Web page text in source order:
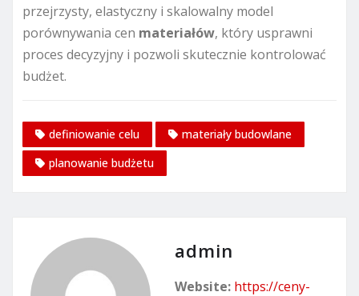
przejrzysty, elastyczny i skalowalny model
porównywania cen materiałów, który usprawni
proces decyzyjny i pozwoli skutecznie kontrolować
budżet.
definiowanie celu
materiały budowlane
planowanie budżetu
admin
Website: https://ceny-